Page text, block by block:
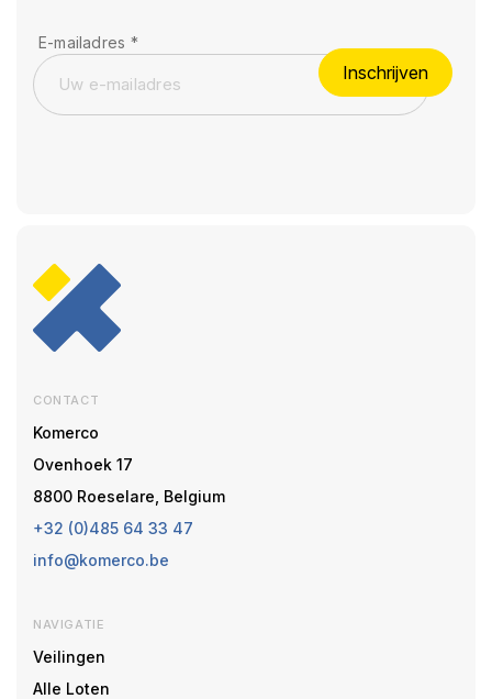
E-mailadres *
Inschrijven
CONTACT
Komerco
Ovenhoek 17
8800 Roeselare, Belgium
+32 (0)485 64 33 47
info@komerco.be
NAVIGATIE
Veilingen
Alle Loten